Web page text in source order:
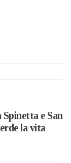
e San
la vita